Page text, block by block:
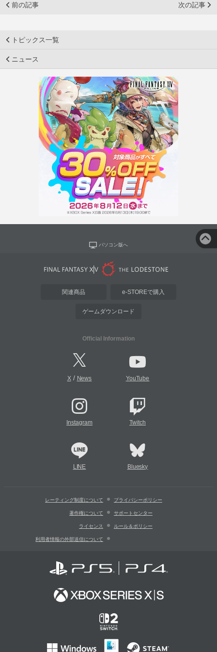
前の記事 次の記事
トピックス一覧
ニュース
パソコン版へ
関連商品 e-STOREで購入
ゲームダウンロード
Official Information
X/ News YouTube
Instagram Twitch
LINE Bluesky
レーティング制度について プライバシーポリシー
著作権について サポートセンター
ライセンス ルール＆ポリシー
利用者情報の外部送信について